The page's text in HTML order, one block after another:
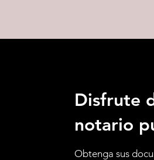
Disfrute
notario
Obtenga sus